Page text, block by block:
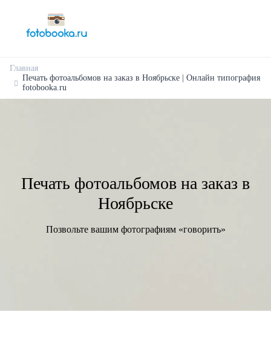
Главная
Печать фотоальбомов на заказ в Ноябрьске | Онлайн типография
fotobooka.ru
Печать фотоальбомов на заказ в
Ноябрьске
Позвольте вашим фотографиям «говорить»